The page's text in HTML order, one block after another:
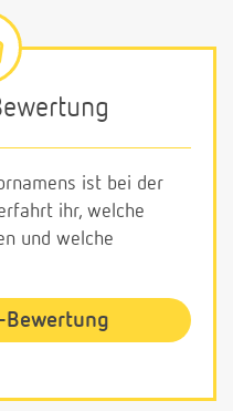
ist bei der
ihr, welche
und welche
Bewertung